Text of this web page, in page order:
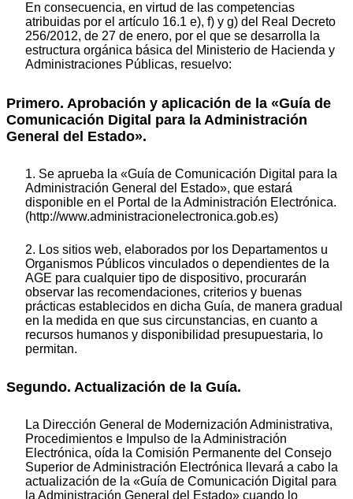
En consecuencia, en virtud de las competencias
atribuidas por el artículo 16.1 e), f) y g) del Real Decreto
256/2012, de 27 de enero, por el que se desarrolla la
estructura orgánica básica del Ministerio de Hacienda y
Administraciones Públicas, resuelvo:
Primero. Aprobación y aplicación de la «Guía de
Comunicación Digital para la Administración
General del Estado».
1. Se aprueba la «Guía de Comunicación Digital para la
Administración General del Estado», que estará
disponible en el Portal de la Administración Electrónica.
(http://www.administracionelectronica.gob.es)
2. Los sitios web, elaborados por los Departamentos u
Organismos Públicos vinculados o dependientes de la
AGE para cualquier tipo de dispositivo, procurarán
observar las recomendaciones, criterios y buenas
prácticas establecidos en dicha Guía, de manera gradual
en la medida en que sus circunstancias, en cuanto a
recursos humanos y disponibilidad presupuestaria, lo
permitan.
Segundo. Actualización de la Guía.
La Dirección General de Modernización Administrativa,
Procedimientos e Impulso de la Administración
Electrónica, oída la Comisión Permanente del Consejo
Superior de Administración Electrónica llevará a cabo la
actualización de la «Guía de Comunicación Digital para
la Administración General del Estado» cuando lo